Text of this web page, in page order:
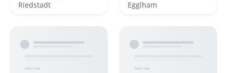
Riedstadt Egglham